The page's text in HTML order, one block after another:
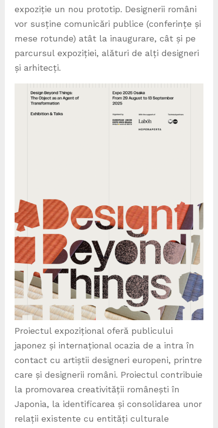
expoziție un nou prototip. Designerii români
vor susține comunicări publice (conferințe și
mese rotunde) atât la inaugurare, cât și pe
parcursul expoziției, alături de alți designeri
și arhitecți.
Proiectul expozițional oferă publicului
japonez și internațional ocazia de a intra în
contact cu artiștii designeri europeni, printre
care și designerii români. Proiectul contribuie
la promovarea creativității românești în
Japonia, la identificarea și consolidarea unor
relații existente cu entități culturale